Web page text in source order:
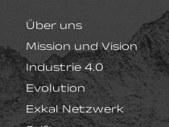
Über uns
Mission und Vision
Industrie 4.0
Evolution
Exkal Netzwerk